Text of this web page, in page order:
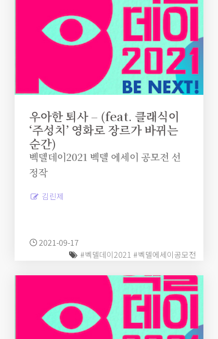
우아한 퇴사 – (feat. 클래식이
‘주성치’ 영화로 장르가 바뀌는
순간)
벡델데이2021 벡델 에세이 공모전 선
정작
김린제
2021-09-17
#벡델데이2021 #벡델에세이공모전